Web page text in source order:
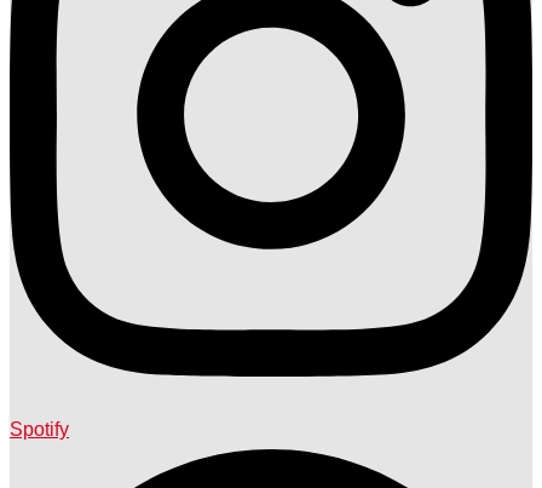
Spotify